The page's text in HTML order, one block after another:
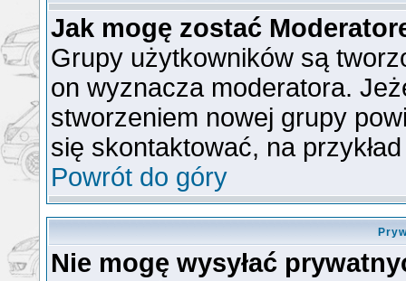
Jak mogę zostać
Grupy użytkowników są
on wyznacza moderatora.
stworzeniem nowej grupy
się skontaktować, na
Powrót do góry
Nie mogę wysyłać